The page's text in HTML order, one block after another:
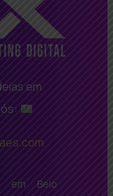
em
em Belo